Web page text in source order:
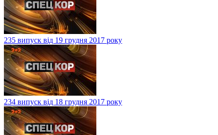
235 випуск від 19 грудня 2017 року
234 випуск від 18 грудня 2017 року